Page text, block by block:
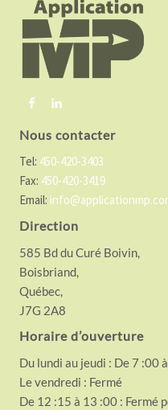
Nous contacter
Tel: 450-420-3403
Fax: 450-420-3419
Email:
Direction
585 Bd du Curé Boivin,
Boisbriand,
Québec,
J7G 2A8
Horaire d’ouverture
Du lundi au jeudi : De 7 :00
Le vendredi : Fermé
De 12 :15 à 13 :00 : Fermé